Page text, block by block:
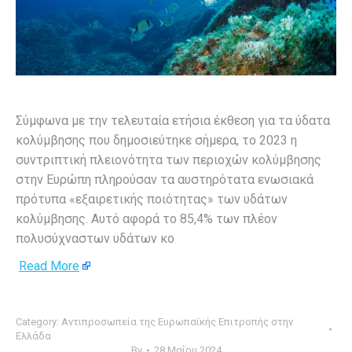
Σύμφωνα με την τελευταία ετήσια έκθεση για τα ύδατα
κολύμβησης που δημοσιεύτηκε σήμερα, το 2023 η
συντριπτική πλειονότητα των περιοχών κολύμβησης
στην Ευρώπη πληρούσαν τα αυστηρότατα ενωσιακά
πρότυπα «εξαιρετικής ποιότητας» των υδάτων
κολύμβησης. Αυτό αφορά το 85,4% των πλέον
πολυσύχναστων υδάτων κο
Read More
Category: Αντιπροσωπεία της Ευρωπαϊκής Επιτροπής στην
Ελλάδα